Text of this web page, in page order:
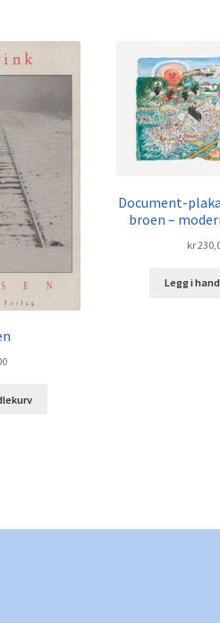
Document-
broen –
kr
Legg i